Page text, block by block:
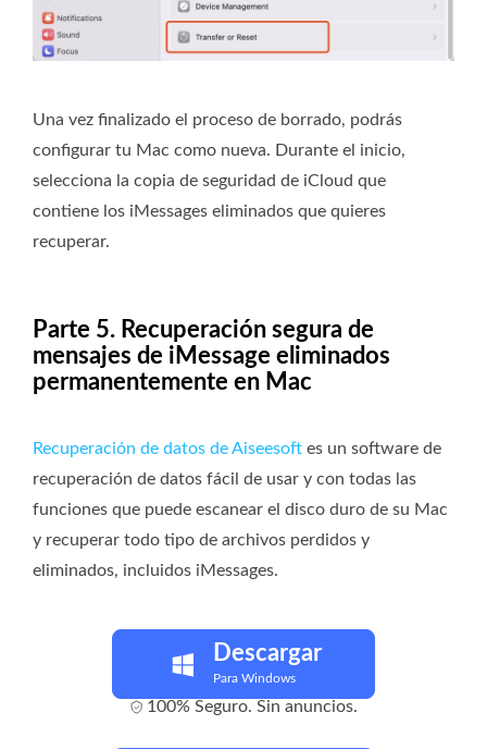
Una vez finalizado el proceso de borrado, podrás
configurar tu Mac como nueva. Durante el inicio,
selecciona la copia de seguridad de iCloud que
contiene los iMessages eliminados que quieres
recuperar.
Parte 5. Recuperación segura de
mensajes de iMessage eliminados
permanentemente en Mac
Recuperación de datos de Aiseesoft es un software de
recuperación de datos fácil de usar y con todas las
funciones que puede escanear el disco duro de su Mac
y recuperar todo tipo de archivos perdidos y
eliminados, incluidos iMessages.
Descargar
Para Windows
100% Seguro. Sin anuncios.